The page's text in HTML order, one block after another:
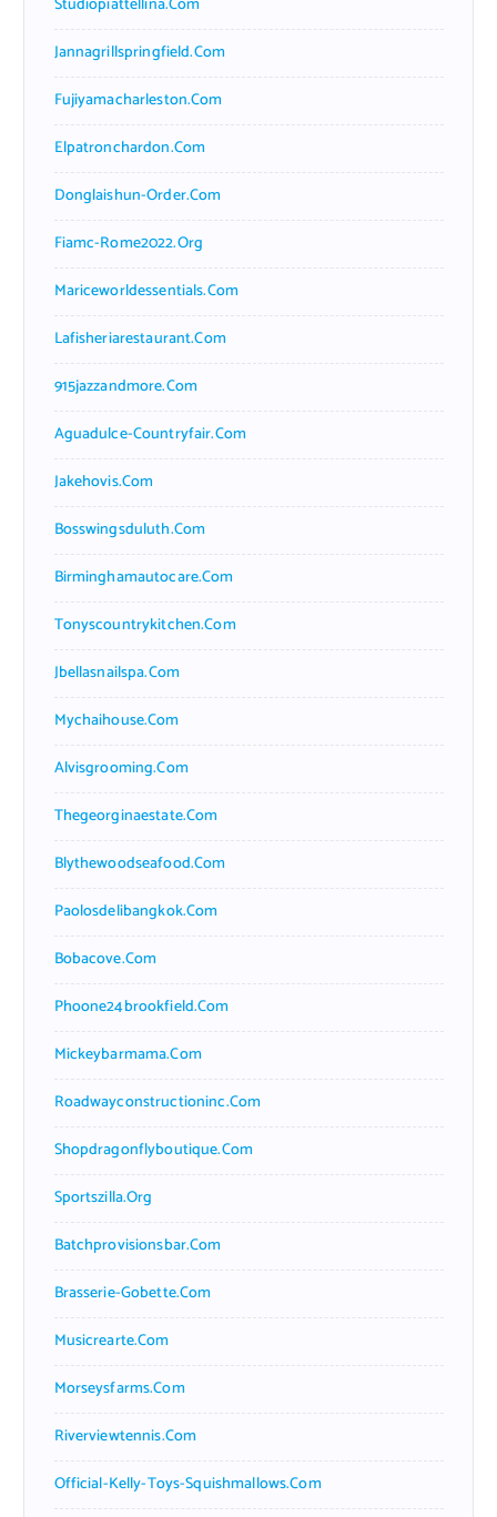
Jannagrillspringfield.com
Fujiyamacharleston.com
Elpatronchardon.com
Donglaishun-Order.com
Fiamc-Rome2022.org
Mariceworldessentials.com
Lafisheriarestaurant.com
915jazzandmore.com
Aguadulce-Countryfair.com
Jakehovis.com
Bosswingsduluth.com
Birminghamautocare.com
Tonyscountrykitchen.com
Jbellasnailspa.com
Mychaihouse.com
Alvisgrooming.com
Thegeorginaestate.com
Blythewoodseafood.com
Paolosdelibangkok.com
Bobacove.com
Phoone24brookfield.com
Mickeybarmama.com
Roadwayconstructioninc.com
Shopdragonflyboutique.com
Sportszilla.org
Batchprovisionsbar.com
Brasserie-Gobette.com
Musicrearte.com
Morseysfarms.com
Riverviewtennis.com
Official-Kelly-Toys-Squishmallows.com